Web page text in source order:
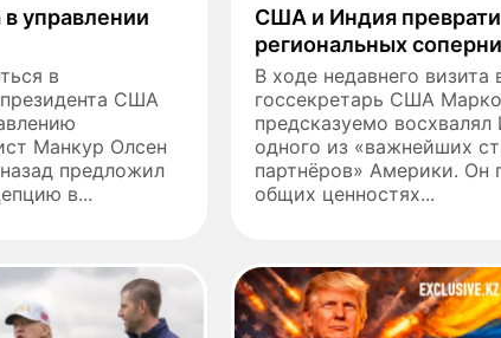
управлении
в
США
Манкур Олсен
предложил
в...
США и Индия
региональных
В ходе недавнего
госсекретарь США
предсказуемо
одного из «важнейших
партнёров» Америки. Он
общих ценностях...